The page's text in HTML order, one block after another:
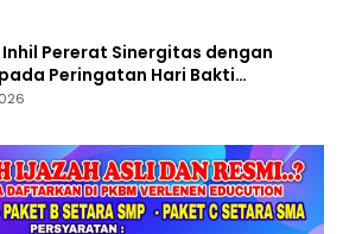
Inhil Pererat Sinergitas dengan
Peringatan Hari Bakti
ke-66